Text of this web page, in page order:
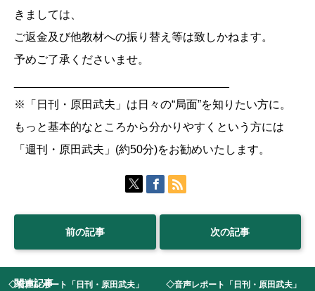
きましては、
ご返金及び他教材への振り替え等は致しかねます。
予めご了承くださいませ。
※「日刊・原田武夫」は日々の“局面”を知りたい方に。
もっと基本的なところから分かりやすくという方には
「週刊・原田武夫」(約50分)をお勧めいたします。
前の記事 次の記事
関連記事
◇音声レポート「日刊・原田武夫」
◇音声レポート「日刊・原田武夫」